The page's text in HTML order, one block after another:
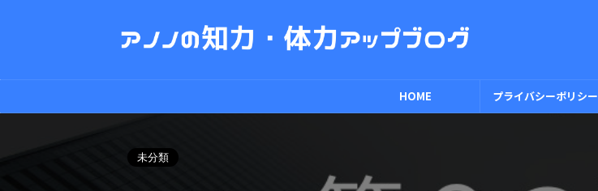
HOME プライバシーポリシー
未分類